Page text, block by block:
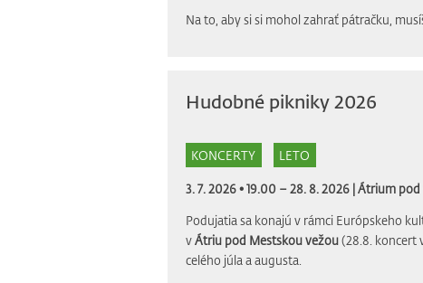
Na to, aby si si mohol zahrať pátračku,
Hudobné pikniky 2026
KONCERTY LETO
3. 7. 2026 • 19.00 – 28. 8. 2026 |Átrium pod
Podujatia sa konajú v rámci Európskeho
vÁtriu pod Mestskou vežou(28.8. koncert
celého júla a augusta.